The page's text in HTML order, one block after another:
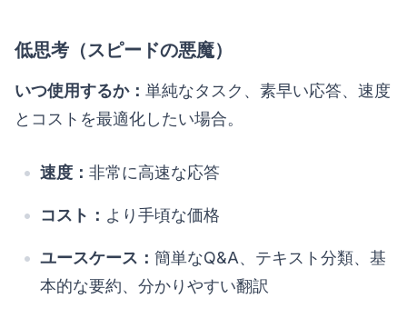
低思考（スピードの悪魔）
いつ使用するか： 単純なタスク、素早い応答、速度
とコストを最適化したい場合。
速度： 非常に高速な応答
コスト： より手頃な価格
ユースケース： 簡単なQ&A、テキスト分類、基
本的な要約、分かりやすい翻訳